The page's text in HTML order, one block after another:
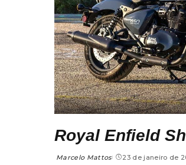
Royal Enfield
Marcelo Mattos 23 de janeiro de